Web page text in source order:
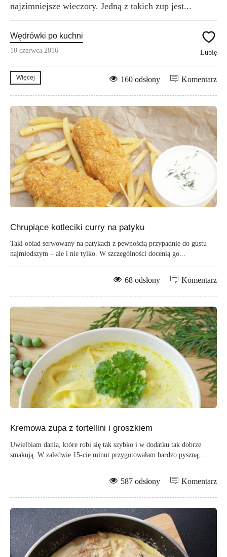
najzimniejsze wieczory. Jedną z takich zup jest...
Wędrówki po kuchni
10 czerwca 2016 Lubię
Więcej Komentarz
160 odsłony
Chrupiące kotleciki curry na patyku
Taki obiad serwowany na patykach z pewnością przypadnie do gustu
najmłodszym – ale i nie tylko. W szczególności docenią go...
Komentarz
68 odsłony
Kremowa zupa z tortellini i groszkiem
Uwielbiam dania, które robi się tak szybko i w dodatku tak dobrze
smakują. W zaledwie 15-cie minut przygotowałam bardzo pyszną,...
Komentarz
587 odsłony